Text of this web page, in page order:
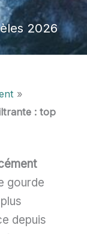
2026
»
: top
gourde
depuis